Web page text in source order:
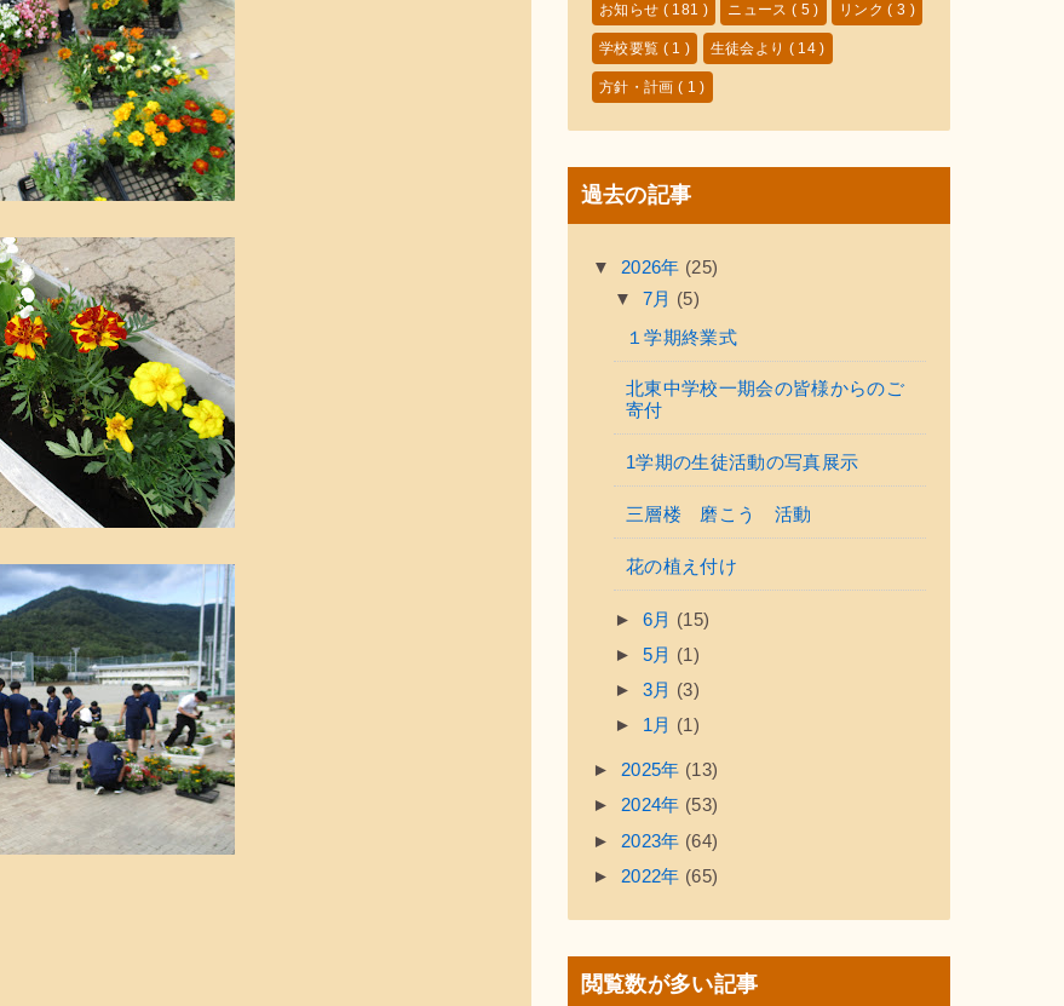
お知らせ ( 181 ) ニュース( 5 ) リンク( 3 )
学校要覧 ( 1 ) 生徒会より ( 14 )
方針・計画 ( 1 )
過去の記事
▼ 2026年 (25)
▼ 7月 (5)
１学期終業式
北東中学校一期会の皆様からのご
寄付
1学期の生徒活動の写真展示
三層楼 磨こう 活動
花の植え付け
► 6月 (15)
► 5月 (1)
► 3月 (3)
► 1月 (1)
► 2025年 (13)
► 2024年 (53)
► 2023年 (64)
► 2022年 (65)
閲覧数が多い記事